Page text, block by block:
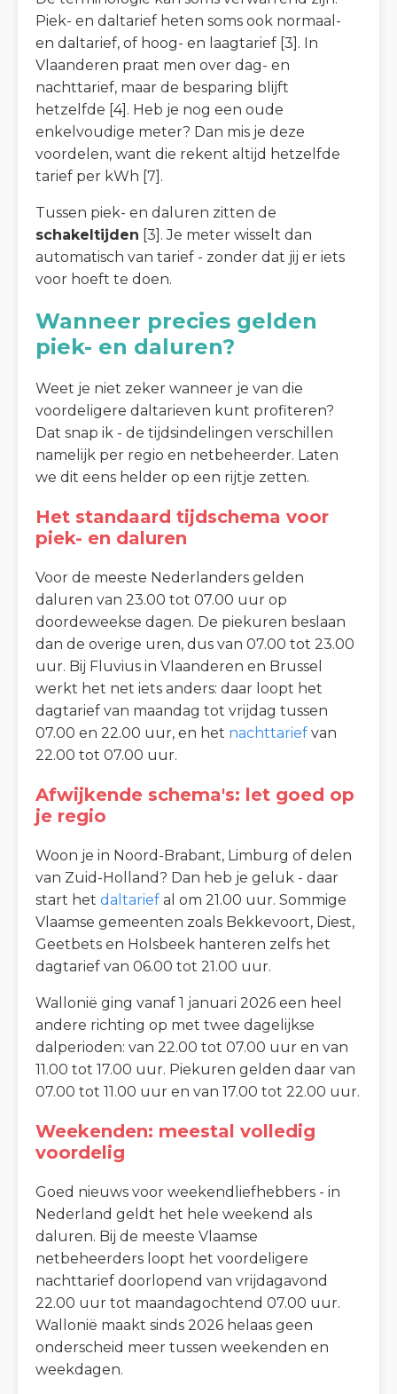
Piek- en daltarief heten soms ook normaal-
en daltarief, of hoog- en laagtarief [3]. In
Vlaanderen praat men over dag- en
nachttarief, maar de besparing blijft
hetzelfde [4]. Heb je nog een oude
enkelvoudige meter? Dan mis je deze
voordelen, want die rekent altijd hetzelfde
tarief per kWh [7].
Tussen piek- en daluren zitten de
schakeltijden [3]. Je meter wisselt dan
automatisch van tarief - zonder dat jij er iets
voor hoeft te doen.
Wanneer precies gelden
piek- en daluren?
Weet je niet zeker wanneer je van die
voordeligere daltarieven kunt profiteren?
Dat snap ik - de tijdsindelingen verschillen
namelijk per regio en netbeheerder. Laten
we dit eens helder op een rijtje zetten.
Het standaard tijdschema voor
piek- en daluren
Voor de meeste Nederlanders gelden
daluren van 23.00 tot 07.00 uur op
doordeweekse dagen. De piekuren beslaan
dan de overige uren, dus van 07.00 tot 23.00
uur. Bij Fluvius in Vlaanderen en Brussel
werkt het net iets anders: daar loopt het
dagtarief van maandag tot vrijdag tussen
07.00 en 22.00 uur, en het nachttarief van
22.00 tot 07.00 uur.
Afwijkende schema's: let goed op
je regio
Woon je in Noord-Brabant, Limburg of delen
van Zuid-Holland? Dan heb je geluk - daar
start het daltarief al om 21.00 uur. Sommige
Vlaamse gemeenten zoals Bekkevoort, Diest,
Geetbets en Holsbeek hanteren zelfs het
dagtarief van 06.00 tot 21.00 uur.
Wallonië ging vanaf 1 januari 2026 een heel
andere richting op met twee dagelijkse
dalperioden: van 22.00 tot 07.00 uur en van
11.00 tot 17.00 uur. Piekuren gelden daar van
07.00 tot 11.00 uur en van 17.00 tot 22.00 uur.
Weekenden: meestal volledig
voordelig
Goed nieuws voor weekendliefhebbers - in
Nederland geldt het hele weekend als
daluren. Bij de meeste Vlaamse
netbeheerders loopt het voordeligere
nachttarief doorlopend van vrijdagavond
22.00 uur tot maandagochtend 07.00 uur.
Wallonië maakt sinds 2026 helaas geen
onderscheid meer tussen weekenden en
weekdagen.